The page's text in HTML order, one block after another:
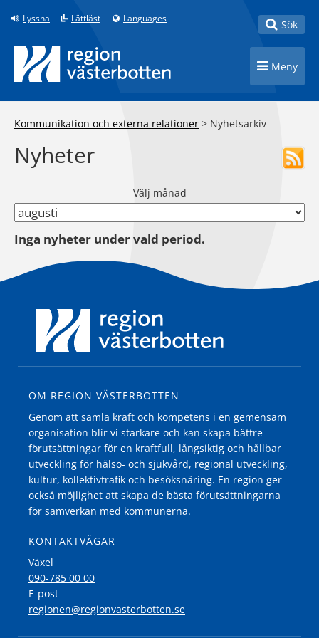
Till innehåll på sidan
Lyssna Lättläst Languages Toggle
Sök
Toggle
Meny
Kommunikation och externa relationer > Nyhetsarkiv
Nyheter
Välj månad
Inga nyheter under vald period.
OM REGION VÄSTERBOTTEN
Genom att samla kraft och kompetens i en gemensam
organisation blir vi starkare och kan skapa bättre
förutsättningar för en kraftfull, långsiktig och hållbar
utveckling för hälso- och sjukvård, regional utveckling,
kultur, kollektivtrafik och besöksnäring. En region ger
också möjlighet att skapa de bästa förutsättningarna
för samverkan med kommunerna.
KONTAKTVÄGAR
Växel
090-785 00 00
E-post
regionen@regionvasterbotten.se